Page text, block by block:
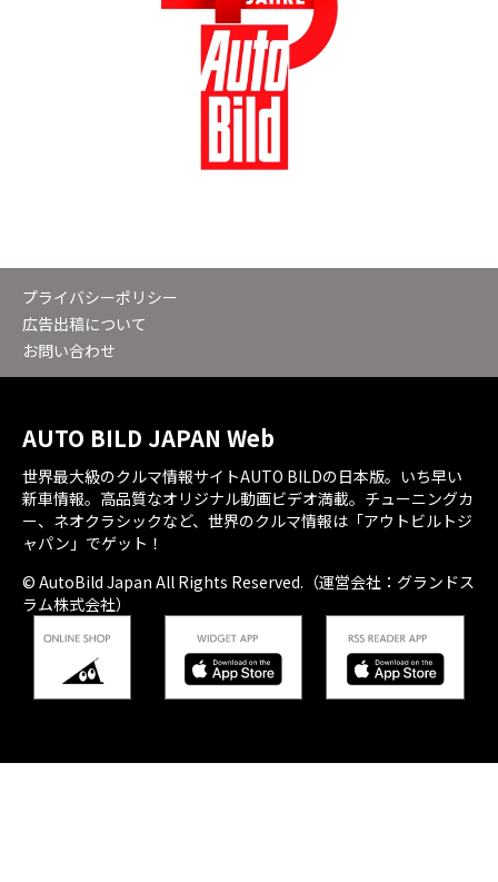
プライバシーポリシー
広告出稿について
お問い合わせ
AUTO BILD JAPAN Web
世界最大級のクルマ情報サイトAUTO BILDの日本版。いち早い
新車情報。高品質なオリジナル動画ビデオ満載。チューニングカ
ー、ネオクラシックなど、世界のクルマ情報は「アウトビルトジ
ャパン」でゲット！
© AutoBild Japan All Rights Reserved.（運営会社：グランドス
ラム株式会社）